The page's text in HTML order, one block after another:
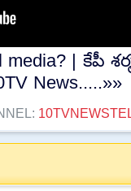
media? | కేపీ
News.....»»